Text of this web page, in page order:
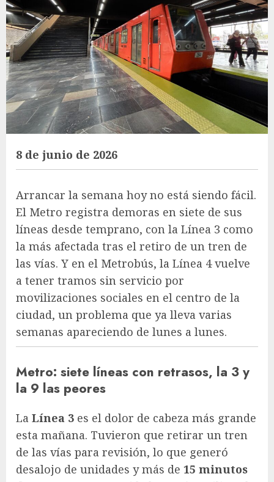
8 de junio de 2026
Arrancar la semana hoy no está siendo fácil.
El Metro registra demoras en siete de sus
líneas desde temprano, con la Línea 3 como
la más afectada tras el retiro de un tren de
las vías. Y en el Metrobús, la Línea 4 vuelve
a tener tramos sin servicio por
movilizaciones sociales en el centro de la
ciudad, un problema que ya lleva varias
semanas apareciendo de lunes a lunes.
Metro: siete líneas con retrasos, la 3 y
la 9 las peores
La Línea 3 es el dolor de cabeza más grande
esta mañana. Tuvieron que retirar un tren
de las vías para revisión, lo que generó
desalojo de unidades y más de 15 minutos